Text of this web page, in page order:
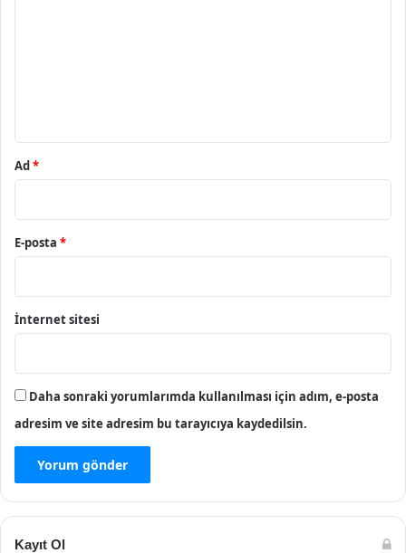
Ad*
E-posta *
İnternet sitesi
Daha sonraki yorumlarımda kullanılması için adım, e-posta
adresim ve site adresim bu tarayıcıya kaydedilsin.
Kayıt Ol